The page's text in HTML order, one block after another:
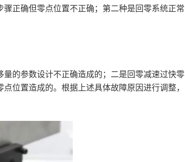
正确但零点位置不正确；第二种是回零系统正常
的参数设计不正确造成的；二是回零减速过快零
位置造成的。根据上述具体故障原因进行调整，